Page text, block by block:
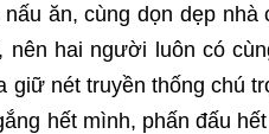
ăn, cùng dọn dẹp
nên hai người luôn có
giữ nét truyền thống chú
hết mình, phấn đấu